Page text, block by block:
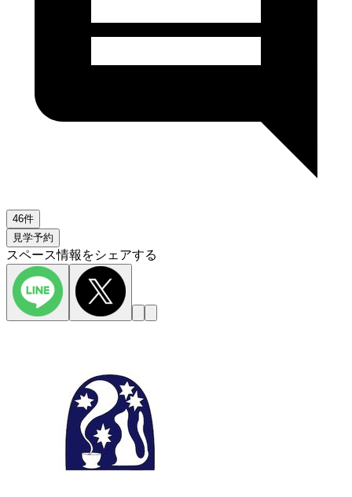
46件
見学予約
スペース情報をシェアする